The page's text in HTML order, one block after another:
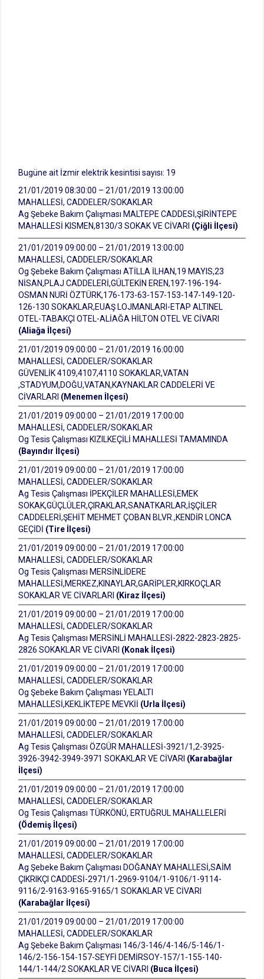
Bugüne ait İzmir elektrik kesintisi sayısı: 19
21/01/2019 08:30:00 – 21/01/2019 13:00:00
MAHALLESİ, CADDELER/SOKAKLAR
Ag Şebeke Bakım Çalışması MALTEPE CADDESİ,ŞİRİNTEPE
MAHALLESİ KISMEN,8130/3 SOKAK VE CİVARI (Çiğli İlçesi)
21/01/2019 09:00:00 – 21/01/2019 13:00:00
MAHALLESİ, CADDELER/SOKAKLAR
Og Şebeke Bakım Çalışması ATİLLA İLHAN,19 MAYIS,23
NİSAN,PLAJ CADDELERİ,GÜLTEKİN EREN,197-196-194-
OSMAN NURİ ÖZTÜRK,176-173-63-157-153-147-149-120-
126-130 SOKAKLAR,EUAŞ LOJMANLARI-ETAP ALTINEL
OTEL-TABAKÇI OTEL-ALİAĞA HİLTON OTEL VE CİVARI
(Aliağa İlçesi)
21/01/2019 09:00:00 – 21/01/2019 16:00:00
MAHALLESİ, CADDELER/SOKAKLAR
GÜVENLİK 4109,4107,4110 SOKAKLAR,VATAN
,STADYUM,DOĞU,VATAN,KAYNAKLAR CADDELERİ VE
CİVARLARI (Menemen İlçesi)
21/01/2019 09:00:00 – 21/01/2019 17:00:00
MAHALLESİ, CADDELER/SOKAKLAR
Og Tesis Çalışması KIZILKEÇİLİ MAHALLESİ TAMAMINDA
(Bayındır İlçesi)
21/01/2019 09:00:00 – 21/01/2019 17:00:00
MAHALLESİ, CADDELER/SOKAKLAR
Ag Tesis Çalışması İPEKÇİLER MAHALLESİ,EMEK
SOKAK,GÜÇLÜLER,ÇIRAKLAR,SANATKARLAR,İŞÇİLER
CADDELERİ,ŞEHİT MEHMET ÇOBAN BLVR.,KENDİR LONCA
GEÇİDİ (Tire İlçesi)
21/01/2019 09:00:00 – 21/01/2019 17:00:00
MAHALLESİ, CADDELER/SOKAKLAR
Og Tesis Çalışması MERSİNLİDERE
MAHALLESİ,MERKEZ,KINAYLAR,GARİPLER,KIRKOÇLAR
SOKAKLAR VE CİVARLARI (Kiraz İlçesi)
21/01/2019 09:00:00 – 21/01/2019 17:00:00
MAHALLESİ, CADDELER/SOKAKLAR
Ag Tesis Çalışması MERSİNLİ MAHALLESİ-2822-2823-2825-
2826 SOKAKLAR VE CİVARI (Konak İlçesi)
21/01/2019 09:00:00 – 21/01/2019 17:00:00
MAHALLESİ, CADDELER/SOKAKLAR
Og Şebeke Bakım Çalışması YELALTI
MAHALLESİ,KEKLİKTEPE MEVKİİ (Urla İlçesi)
21/01/2019 09:00:00 – 21/01/2019 17:00:00
MAHALLESİ, CADDELER/SOKAKLAR
Ag Tesis Çalışması ÖZGÜR MAHALLESİ-3921/1,2-3925-
3926-3942-3949-3971 SOKAKLAR VE CİVARI (Karabağlar
İlçesi)
21/01/2019 09:00:00 – 21/01/2019 17:00:00
MAHALLESİ, CADDELER/SOKAKLAR
Og Tesis Çalışması TÜRKÖNÜ, ERTUĞRUL MAHALLELERİ
(Ödemiş İlçesi)
21/01/2019 09:00:00 – 21/01/2019 17:00:00
MAHALLESİ, CADDELER/SOKAKLAR
Ag Şebeke Bakım Çalışması DOĞANAY MAHALLESİ,SAİM
ÇIKRIKÇI CADDESİ-2971/1-2969-9104/1-9106/1-9114-
9116/2-9163-9165-9165/1 SOKAKLAR VE CİVARI
(Karabağlar İlçesi)
21/01/2019 09:00:00 – 21/01/2019 17:00:00
MAHALLESİ, CADDELER/SOKAKLAR
Ag Şebeke Bakım Çalışması 146/3-146/4-146/5-146/1-
146/2-156-154-157-SEYFİ DEMİRSOY-157/1-155-140-
144/1-144/2 SOKAKLAR VE CİVARI (Buca İlçesi)